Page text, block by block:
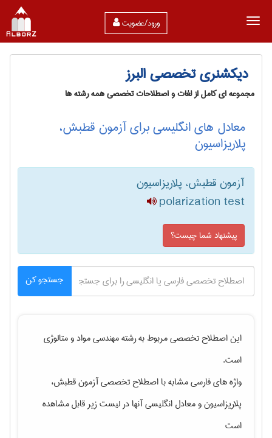
ورود/عضویت
دیکشنری تخصصی البرز
مجموعه ای کامل از لغات و اصطلاحات تخصصی همه رشته ها
معادل های انگلیسی برای آزمون قطبش،
پلاریزاسیون
آزمون قطبش، پلاریزاسیون
polarization test
پیشنهاد شما چیست؟
جستجو کن
این اصطلاح تخصصی مربوط به رشتهمهندسی مواد و متالوژی
است.
واژه های فارسی مشابه با اصطلاح تخصصیآزمون قطبش،
پلاریزاسیونو معادل انگلیسی آنها در لیست زیر قابل مشاهده
است